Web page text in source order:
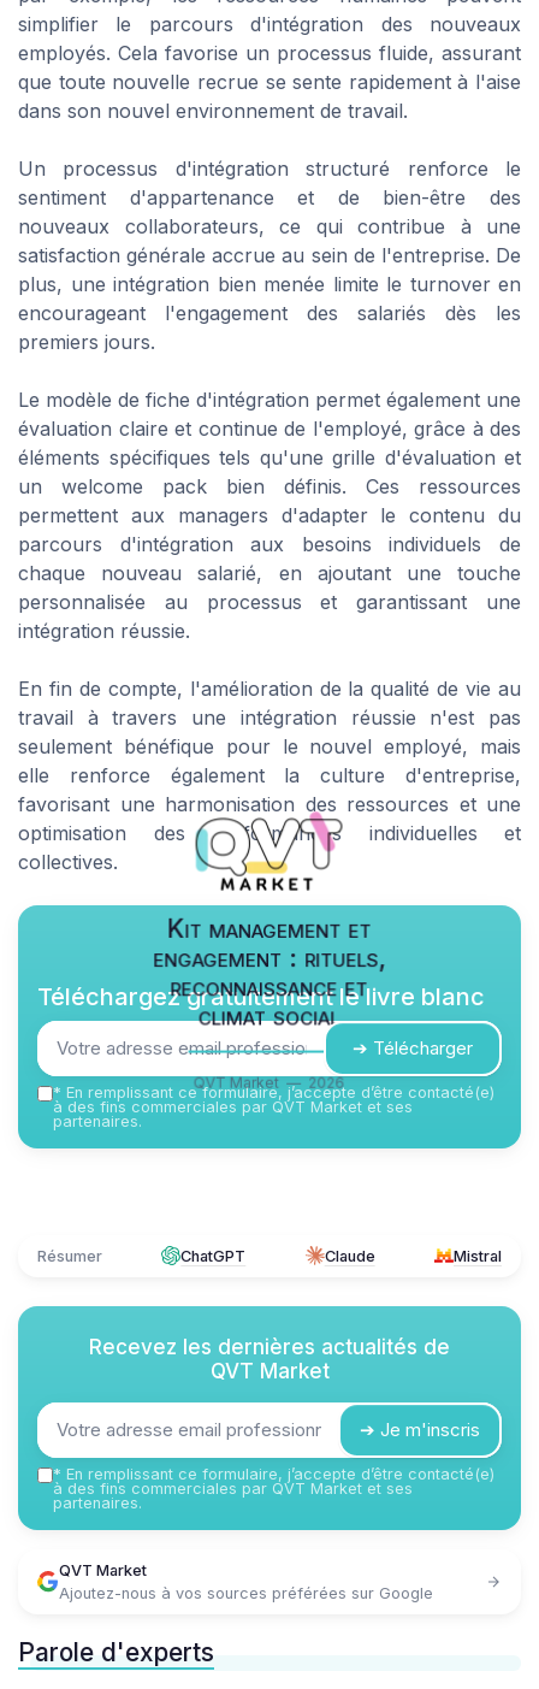
simplifier le parcours d'intégration des nouveaux
employés. Cela favorise un processus fluide, assurant
que toute nouvelle recrue se sente rapidement à l'aise
dans son nouvel environnement de travail.
Un processus d'intégration structuré renforce le
sentiment d'appartenance et de bien-être des
nouveaux collaborateurs, ce qui contribue à une
satisfaction générale accrue au sein de l'entreprise. De
plus, une intégration bien menée limite le turnover en
encourageant l'engagement des salariés dès les
premiers jours.
Le modèle de fiche d'intégration permet également une
évaluation claire et continue de l'employé, grâce à des
éléments spécifiques tels qu'une grille d'évaluation et
un welcome pack bien définis. Ces ressources
permettent aux managers d'adapter le contenu du
parcours d'intégration aux besoins individuels de
chaque nouveau salarié, en ajoutant une touche
personnalisée au processus et garantissant une
intégration réussie.
En fin de compte, l'amélioration de la qualité de vie au
travail à travers une intégration réussie n'est pas
seulement bénéfique pour le nouvel employé, mais
elle renforce également la culture d'entreprise,
favorisant une harmonisation des ressources et une
optimisation des performances individuelles et
collectives.
Kit management et
engagement : rituels,
reconnaissance et
climat social
QVT Market — 2026
Téléchargez gratuitement le livre blanc
➔ Télécharger
* En remplissant ce formulaire, j’accepte d’être contacté(e)
à des fins commerciales par QVT Market et ses
partenaires.
Résumer ChatGPT Claude Mistral
Recevez les dernières actualités de
QVT Market
➔ Je m'inscris
* En remplissant ce formulaire, j’accepte d’être contacté(e)
à des fins commerciales par QVT Market et ses
partenaires.
QVT Market
Ajoutez-nous à vos sources préférées sur Google
Parole d'experts